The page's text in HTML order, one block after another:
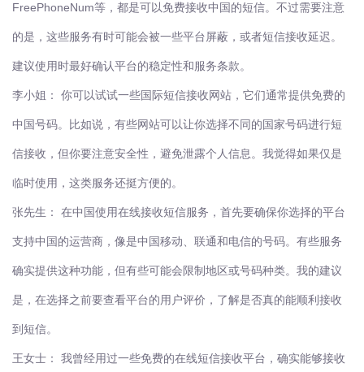
FreePhoneNum等，都是可以免费接收中国的短信。不过需要注意
的是，这些服务有时可能会被一些平台屏蔽，或者短信接收延迟。
建议使用时最好确认平台的稳定性和服务条款。
李小姐： 你可以试试一些国际短信接收网站，它们通常提供免费的
中国号码。比如说，有些网站可以让你选择不同的国家号码进行短
信接收，但你要注意安全性，避免泄露个人信息。我觉得如果仅是
临时使用，这类服务还挺方便的。
张先生： 在中国使用在线接收短信服务，首先要确保你选择的平台
支持中国的运营商，像是中国移动、联通和电信的号码。有些服务
确实提供这种功能，但有些可能会限制地区或号码种类。我的建议
是，在选择之前要查看平台的用户评价，了解是否真的能顺利接收
到短信。
王女士： 我曾经用过一些免费的在线短信接收平台，确实能够接收